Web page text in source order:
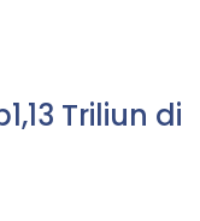
Triliun di